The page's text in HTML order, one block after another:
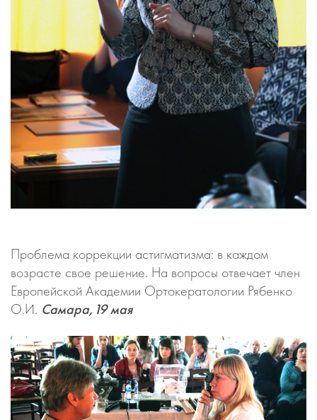
Проблема коррекции астигматизма: в каждом
возрасте свое решение. На вопросы отвечает член
Европейской Академии Ортокератологии Рябенко
О.И. Самара,19 мая